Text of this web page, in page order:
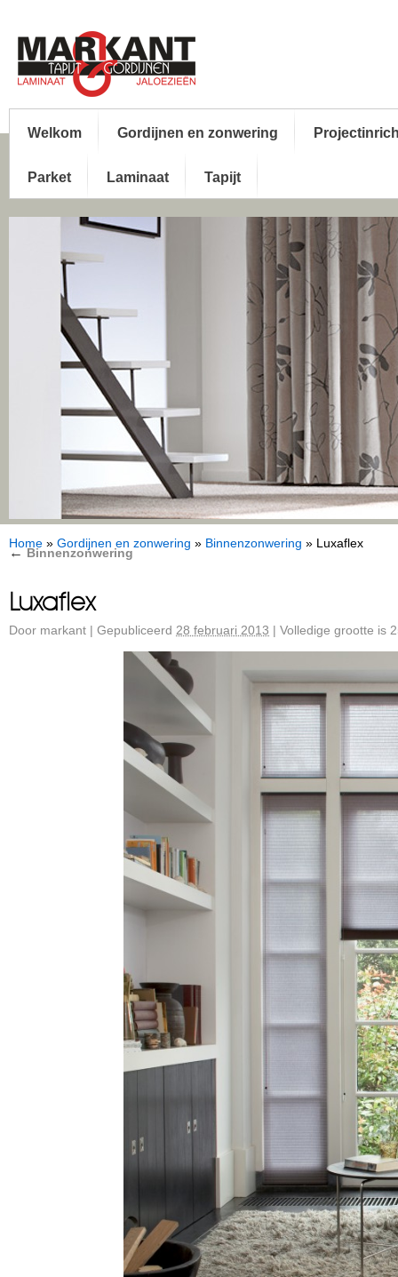
Welkom Gordijnen en zonwering
Parket Laminaat Tapijt
Home » Gordijnen en zonwering » Binnenzonwering » Luxaflex
← Binnenzonwering
Luxaflex
Door markant | Gepubliceerd 28 februari 2013 | Volledige grootte is